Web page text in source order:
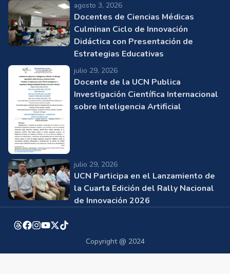
agosto 3, 2026
Docentes de Ciencias Médicas
Culminan Ciclo de Innovación
Didáctica con Presentación de
Estrategias Educativas
julio 29, 2026
Docente de la UCN Publica
Investigación Científica Internacional
sobre Inteligencia Artificial
julio 29, 2026
UCN Participa en el Lanzamiento de
la Cuarta Edición del Rally Nacional
de Innovación 2026
Copyright @ 2024